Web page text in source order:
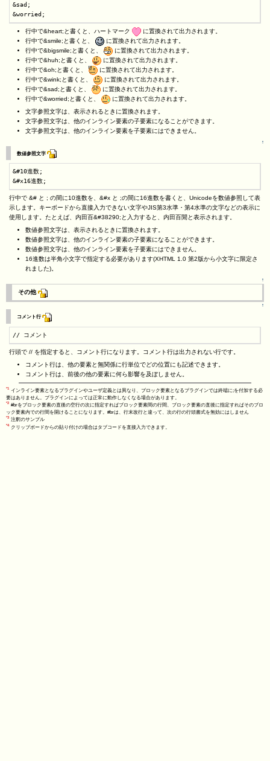
&sad;
&worried;
行中で&heart;と書くと、ハートマーク
に置換されて出力されます。
行中で&smile;と書くと、
に置換されて出力されます。
行中で&bigsmile;と書くと、
に置換されて出力されます。
行中で&huh;と書くと、
に置換されて出力されます。
行中で&oh;と書くと、
に置換されて出力されます。
行中で&wink;と書くと、
に置換されて出力されます。
行中で&sad;と書くと、
に置換されて出力されます。
行中で&worried;と書くと、
に置換されて出力されます。
文字参照文字は、表示されるときに置換されます。
文字参照文字は、他のインライン要素の子要素になることができます。
文字参照文字は、他のインライン要素を子要素にはできません。
↑
数値参照文字
&#10進数;
&#x16進数;
行中で &# と ; の間に10進数を、&#x と ;の間に16進数を書くと、Unicodeを数値参照して表
示します。キーボードから直接入力できない文字やJIS第3水準・第4水準の文字などの表示に
使用します。たとえば、内田百&#38290;と入力すると、内田百閒と表示されます。
数値参照文字は、表示されるときに置換されます。
数値参照文字は、他のインライン要素の子要素になることができます。
数値参照文字は、他のインライン要素を子要素にはできません。
16進数は半角小文字で指定する必要があります(XHTML 1.0 第2版から小文字に限定さ
れました)。
↑
その他
↑
コメント行
// コメント
行頭で // を指定すると、コメント行になります。コメント行は出力されない行です。
コメント行は、他の要素と無関係に行単位でどの位置にも記述できます。
コメント行は、前後の他の要素に何ら影響を及ぼしません。
*1
インライン要素となるプラグインやユーザ定義とは異なり、ブロック要素となるプラグインでは終端に;を付加する必
要はありません。プラグインによっては正常に動作しなくなる場合があります。
*2 #brをブロック要素の直後の空行の次に指定すればブロック要素間の行間、ブロック要素の直後に指定すればそのブロ
ック要素内での行間を開けることになります。#brは、行末改行と違って、次の行の行頭書式を無効にはしません
*3 注釈のサンプル
*4 クリップボードからの貼り付けの場合はタブコードを直接入力できます。